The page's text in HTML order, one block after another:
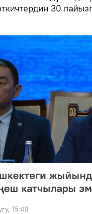
30
катчылары
15:40